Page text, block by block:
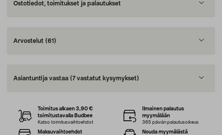
Ostotiedot, toimitukset ja palautukset
Arvostelut (61)
Asiantuntija vastaa (7 vastatut kysymykset)
Toimitus alkaen 3,90 €
toimitustavalla Budbee
Katso toimitusvaihtoehdot
Ilmainen palautus
myymälään
365 päivän palautusoikeus
Maksuvaihtoehdot Nouda myymälästä